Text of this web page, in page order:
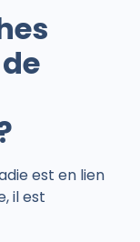
est en lien
il est